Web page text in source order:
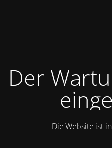
Der
Die Website ist